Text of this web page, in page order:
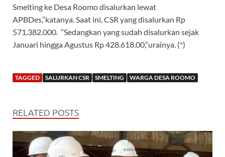
Smelting ke Desa Roomo disalurkan lewat
APBDes,”katanya. Saat ini, CSR yang disalurkan Rp
571.382.000. ”Sedangkan yang sudah disalurkan sejak
Januari hingga Agustus Rp 428.618.00,”urainya. (*)
TAGGED SALURKAN CSR SMELTING WARGA DESA ROOMO
RELATED POSTS